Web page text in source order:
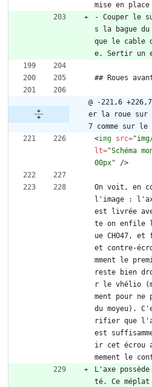
mise en
- Couper le
s la bague
que le cable
e. Sertir un
## Roues
@ -221,6
er la roue sur
7 comme sur le
<img src=
lt="Schéma
00px"
/>
On voit, en
l'image :
est livrée
te on enfile
ue CHO47,
et contre-
mment le
reste bien
r le vhélio
ment pour ne
du moyeu).
rifier que
est
ir cet écrou
mement le
L'axe
té. Ce